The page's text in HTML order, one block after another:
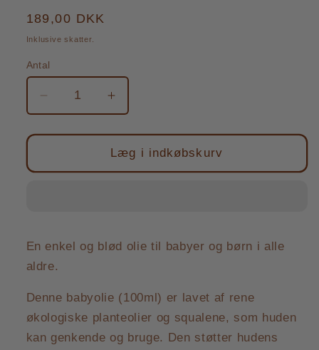
Normalpris
189,00 DKK
Inklusive skatter.
Antal
Antal
Reducer
antallet
for
BABYOLIEN
Øg
antallet
for
BABYOLIEN
Læg i indkøbskurv
En enkel og blød olie til babyer og børn i alle
aldre.
Denne babyolie (100ml) er lavet af rene
økologiske planteolier og squalene, som huden
kan genkende og bruge. Den støtter hudens